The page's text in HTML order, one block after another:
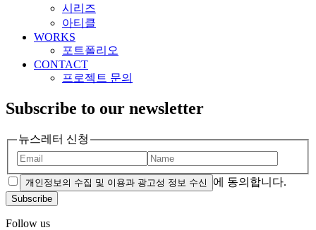
시리즈
아티클
WORKS
포트폴리오
CONTACT
프로젝트 문의
Subscribe to our newsletter
뉴스레터 신청
개인정보의 수집 및 이용과 광고성 정보 수신 에 동의합니다.
Subscribe
Follow us